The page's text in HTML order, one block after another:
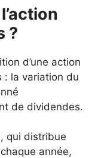
?
d’une action
: la variation du
de dividendes.
qui distribue
année,